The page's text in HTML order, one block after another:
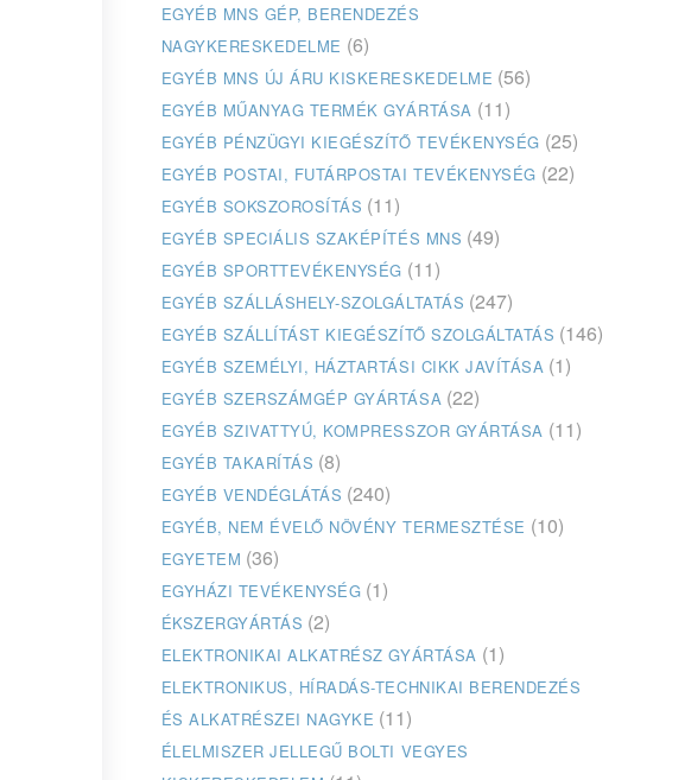
EGYÉB MNS GÉP, BERENDEZÉS
NAGYKERESKEDELME (6)
EGYÉB MNS ÚJ ÁRU KISKERESKEDELME (56)
EGYÉB MŰANYAG TERMÉK GYÁRTÁSA (11)
EGYÉB PÉNZÜGYI KIEGÉSZÍTŐ TEVÉKENYSÉG (25)
EGYÉB POSTAI, FUTÁRPOSTAI TEVÉKENYSÉG (22)
EGYÉB SOKSZOROSÍTÁS (11)
EGYÉB SPECIÁLIS SZAKÉPÍTÉS MNS (49)
EGYÉB SPORTTEVÉKENYSÉG (11)
EGYÉB SZÁLLÁSHELY-SZOLGÁLTATÁS (247)
EGYÉB SZÁLLÍTÁST KIEGÉSZÍTŐ SZOLGÁLTATÁS (146)
EGYÉB SZEMÉLYI, HÁZTARTÁSI CIKK JAVÍTÁSA (1)
EGYÉB SZERSZÁMGÉP GYÁRTÁSA (22)
EGYÉB SZIVATTYÚ, KOMPRESSZOR GYÁRTÁSA (11)
EGYÉB TAKARÍTÁS (8)
EGYÉB VENDÉGLÁTÁS (240)
EGYÉB, NEM ÉVELŐ NÖVÉNY TERMESZTÉSE (10)
EGYETEM (36)
EGYHÁZI TEVÉKENYSÉG (1)
ÉKSZERGYÁRTÁS (2)
ELEKTRONIKAI ALKATRÉSZ GYÁRTÁSA (1)
ELEKTRONIKUS, HÍRADÁS-TECHNIKAI BERENDEZÉS
ÉS ALKATRÉSZEI NAGYKE (11)
ÉLELMISZER JELLEGŰ BOLTI VEGYES